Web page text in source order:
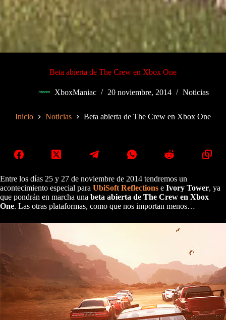
Beta abierta de The Crew en Xbox One
XboxManiac 20 noviembre, 2014 Noticias
Inicio Noticias Beta abierta de The Crew en Xbox One
Entre los días 25 y 27 de noviembre de 2014 tendremos un
acontecimiento especial para UbiSoft Reflections e Ivory Tower, ya
que pondrán en marcha una beta abierta de The Crew en Xbox
One. Las otras plataformas, como que nos importan menos…